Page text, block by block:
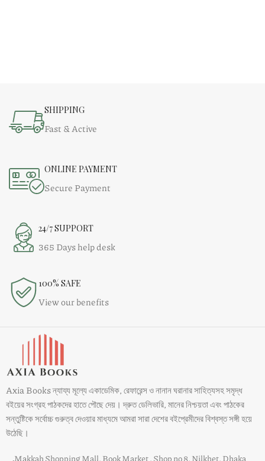
SHIPPING
Fast & Active
ONLINE PAYMENT
Secure Payment
24/7 SUPPORT
365 Days help desk
100% SAFE
View our benefits
Axia Books ন্যায্য মূল্যে একাডেমিক, রেফারেন্স ও নানান ঘরানার সাহিত্যসহ সমৃদ্ধ
বইয়ের সংগ্রহ পাঠকদের হাতে পৌছে দেয়। দ্রুত ডেলিভারি, মানের নিশ্চয়তা এবং পাঠকের
সন্তুষ্টিকে সর্বোচ্চ গুরুত্ব দেওয়ার মাধ্যমে আমরা সারা দেশের বইপ্রেমীদের বিশ্বস্ত সঙ্গী হয়ে
উঠেছি।
Makkah Shopping Mall, Book Market , Shop no 8, Nilkhet, Dhaka